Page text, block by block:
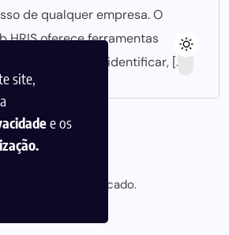
site,
e os
de qualquer empresa. O
HRIS oferece ferramentas
para ajudar a identificar, […]
não será publicado.
com